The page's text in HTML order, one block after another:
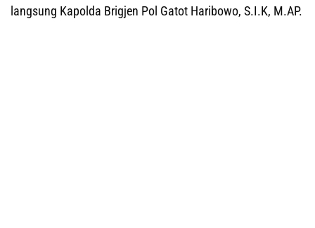
langsung Kapolda Brigjen Pol Gatot Haribowo, S.I.K, M.AP.